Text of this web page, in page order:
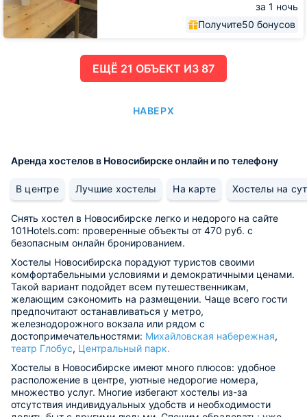
за 1 ночь
Получите50 бонусов
ЕЩË 21 ОБЪЕКТ ИЗ 87
НАВЕРХ
Аренда хостелов в Новосибирске онлайн и по телефону
В центре Лучшие хостелы На карте Хостелы на
Снять хостел в Новосибирске легко и недорого на сайте
101Hotels.com: проверенные объекты от 470 руб. с
безопасным онлайн бронированием.
Хостелы Новосибирска порадуют туристов своими
комфортабельными условиями и демократичными ценами.
Такой вариант подойдет всем путешественникам,
желающим сэкономить на размещении. Чаще всего гости
предпочитают останавливаться у метро,
железнодорожного вокзала или рядом с
достопримечательностями: Михайловская набережная,
театр Глобус, Центральный парк.
Хостелы в Новосибирске имеют много плюсов: удобное
расположение в центре, уютные недорогие номера,
множество услуг. Многие избегают хостелы из-за
отсутствия индивидуальных удобств и необходимости